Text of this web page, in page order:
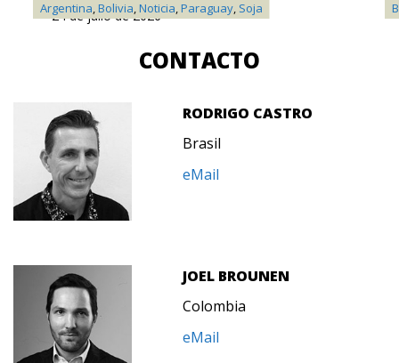
Argentina,Bolivia,Noticia,Paraguay, Soja
24 de julio de 2026
CONTACTO
RODRIGO CASTRO
Brasil
eMail
JOEL BROUNEN
Colombia
eMail